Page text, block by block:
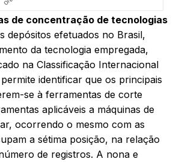
de concentração de tecnologias
depósitos efetuados no Brasil,
da tecnologia empregada,
na Classificação Internacional
identificar que os principais
se à ferramentas de corte
aplicáveis a máquinas de
ocorrendo o mesmo com as
a sétima posição, na relação
de registros. A nona e